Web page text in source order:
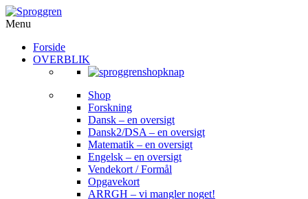
Menu
Forside
OVERBLIK
Shop
Forskning
Dansk – en oversigt
Dansk2/DSA – en oversigt
Matematik – en oversigt
Engelsk – en oversigt
Vendekort / Formål
Opgavekort
ARRGH – vi mangler noget!